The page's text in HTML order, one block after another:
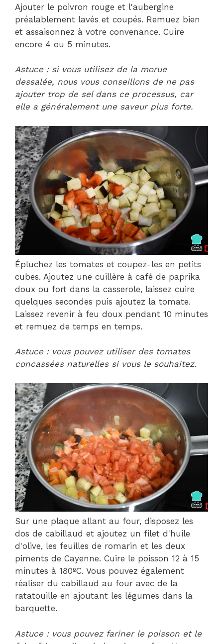
Ajouter le poivron rouge et l'aubergine
préalablement lavés et coupés. Remuez bien
et assaisonnez à votre convenance. Cuire
encore 4 ou 5 minutes.
Astuce : si vous utilisez de la morue
dessalée, nous vous conseillons de ne pas
ajouter trop de sel dans ce processus, car
elle a généralement une saveur plus forte.
Épluchez les tomates et coupez-les en petits
cubes. Ajoutez une cuillère à café de paprika
doux ou fort dans la casserole, laissez cuire
quelques secondes puis ajoutez la tomate.
Laissez revenir à feu doux pendant 10 minutes
et remuez de temps en temps.
Astuce : vous pouvez utiliser des tomates
concassées naturelles si vous le souhaitez.
Sur une plaque allant au four, disposez les
dos de cabillaud et ajoutez un filet d'huile
d'olive, les feuilles de romarin et les deux
piments de Cayenne. Cuire le poisson 12 à 15
minutes à 180ºC. Vous pouvez également
réaliser du cabillaud au four avec de la
ratatouille en ajoutant les légumes dans la
barquette.
Astuce : vous pouvez fariner le poisson et le